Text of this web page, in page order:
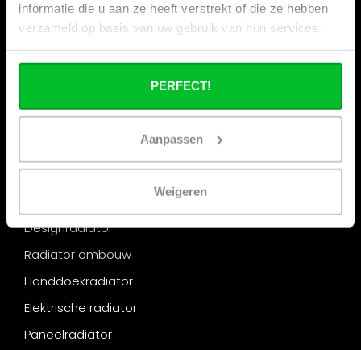
informatie die u aan ze heeft verstrekt of die ze hebben
verzameld op basis van uw gebruik van hun services.
PERFECT!
Aanpassen
Weigeren
Contact
Onze beurzen
Stapelkorting bij Radiator-Outlet.nl
Zakenpartner worden van Radiator-Outlet.nl
“Nu uit: het magazine waar de branche op heeft
gewacht.” Warmte – Editie 2026
Designradiator
Radiator ombouw
Handdoekradiator
Elektrische radiator
Paneelradiator